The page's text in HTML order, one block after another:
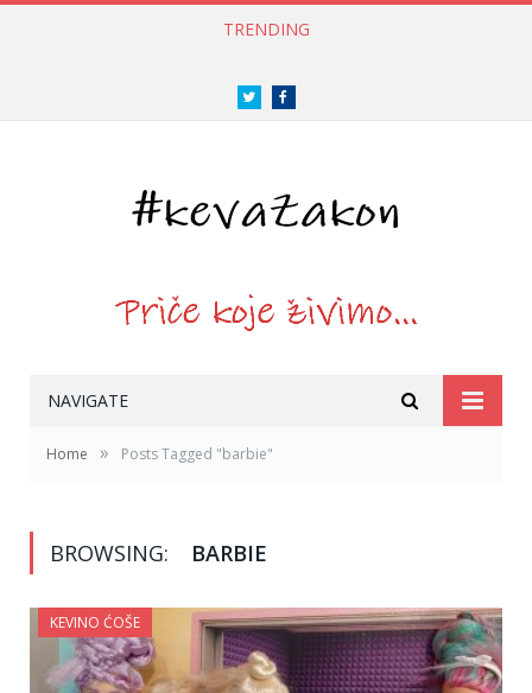
TRENDING
Twitter
NAVIGATE
Home » Posts Tagged "barbie"
BROWSING: BARBIE
KEVINO ĆOŠE